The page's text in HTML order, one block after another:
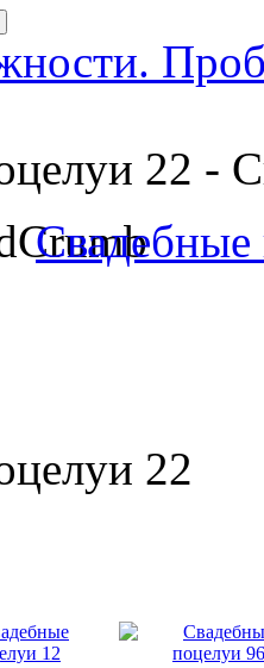
22 -
Свадебные
22